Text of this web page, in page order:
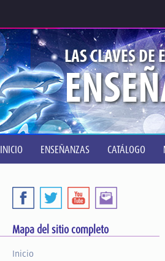
LAS CLAVES DE
INICIO ENSEÑANZAS CATÁLOGO
Mapa del sitio completo
Inicio